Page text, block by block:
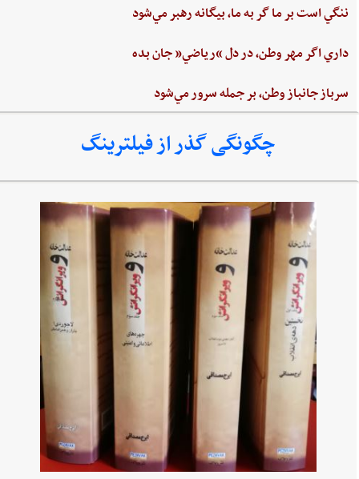
ننگي ‌است ‌بر ما گر به ‌ما، بيگانه‌ رهبر مي‌شود
داري‌ اگر مهر وطن،‌ در دل‌ “رياضي”‌ جان ‌بده‌
سرباز جانباز وطن،‌ بر جمله سرور مي‌شود
چگونگی گذر از فیلترینگ